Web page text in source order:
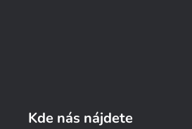
Kde nás nájdete